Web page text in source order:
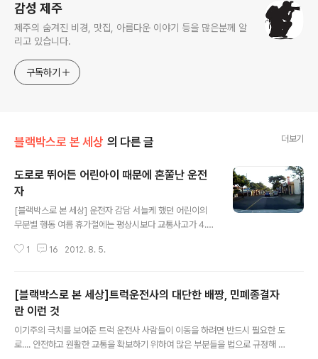
감성 제주
제주의 숨겨진 비경, 맛집, 아름다운 이야기 등을 많은분께 알
리고 있습니다.
구독하기
블랙박스로 본 세상 의 다른 글 더보기
도로로 뛰어든 어린아이 때문에 혼쭐난 운전
자
[블랙박스로 본 세상] 운전자 감담 서늘케 했던 어린이의
무분별 행동 여름 휴가철에는 평상시보다 교통사고가 4.
중에서 가장 많은 연령대는 열 살 미만의 어린아이라고 합
가를 떠나는 차량이 증가한 원인도 있겠지만 방학을 맞은
어린아이들이 도로 위에서 무분별하게 뛰어놀다 사고가 나
는 경우도 많을 것이라 보여 집니다. 실제로 어제 오후 도로
위를 차를 몰고 가다가 깜짝 놀라는 광경을 목격하고 말았
답니다. 인도에서 놀던 어린이가 갑자기 차도로 뛰어드는
1 16 2012. 8. 5.
[블랙박스로 본 세상]트럭운전사의 대단한 배짱, 민폐종결자
란 이런 것
이기주의 극치를 보여준 트럭 운전사 사람들이 이동을 하려면 반드시 필요한 도
로.... 안전하고 원활한 교통을 확보하기 위하여 많은 부분들을 법으로 규정해 놓